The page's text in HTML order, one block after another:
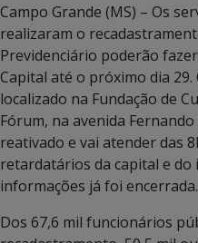
Campo Grande (MS) – Os
realizaram o
Previdenciário poderão
Capital até o próximo dia
localizado na Fundação de
Fórum, na avenida
reativado e vai atender das
retardatários da capital e
informações já foi encerrada.
Dos 67,6 mil funcionários